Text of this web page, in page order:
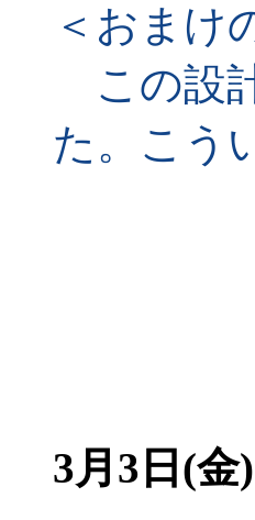
＜おまけ
この設
た。こう
3月3日(金)